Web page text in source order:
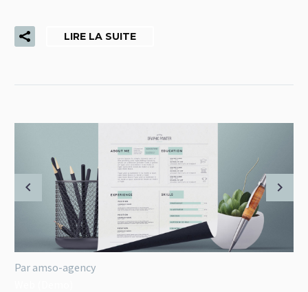
LIRE LA SUITE
Par amso-agency